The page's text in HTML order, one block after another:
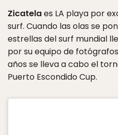
Zicatelaes LA playa por
surf. Cuando las olas se
estrellas del surf mundial
por su equipo de
años se lleva a cabo el
Puerto Escondido Cup.